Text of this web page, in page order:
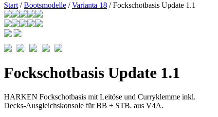
Start /Bootsmodelle /Varianta 18 / Fockschotbasis Update 1.1
Fockschotbasis Update 1.1
HARKEN Fockschotbasis mit Leitöse und Curryklemme inkl.
Decks-Ausgleichskonsole für BB + STB. aus V4A.